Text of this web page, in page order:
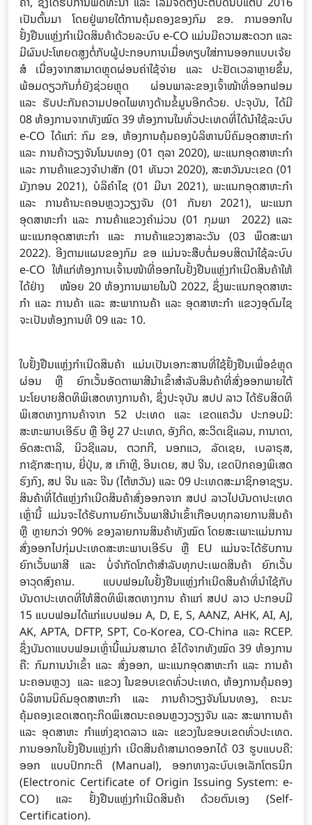
ເປັນຕົ້ນມາ ໂດຍຢູ່ພາຍໃຕ້ການຄຸ້ມຄອງຂອງກົມ ຂອ. ການອອກໃບ
ຢັ້ງຢືນແຫຼ່ງກໍາເນີດສິນຄ້າດ້ວຍລະບົບ e-CO ແມ່ນມີຄວາມສະດວກ ແລະ
ມີຜົນປະໂຫຍດສູງຕໍ່ກັບຜູ້ປະກອບການເມື່ອທຽບໃສ່ການອອກແບບເຈ້ຍ
ສໍ ເນື່ອງຈາກສາມາດຫຼຸດຜ່ອນຄ່າໃຊ້ຈ່າຍ ແລະ ປະຢັດເວລາຫຼາຍຂຶ້ນ,
ພ້ອມດຽວກັນກໍ່ຍັງຊ່ວຍຫຼຸດ ຜ່ອນພາລະຂອງເຈົ້າໜ້າທີ່ອອກຟອມ
ແລະ ຮັບປະກັນຄວາມປອດໄພທາງດ້ານຂໍ້ມູນອີກດ້ວຍ. ປະຈຸບັນ, ໄດ້ມີ
08 ຫ້ອງການຈາກທັງໝົດ 39 ຫ້ອງການໃນທົ່ວປະເທດທີ່ໄດ້ນໍາໃຊ້ລະບົບ
e-CO ໄດ້ແກ່: ກົມ ຂອ, ຫ້ອງການຄຸ້ມຄອງບໍລິຫານນິຄົມອຸດສາຫະກຳ
ແລະ ການຄ້າວຽງຈັນໂນນທອງ (01 ຕຸລາ 2020), ພະແນກອຸດສາຫະກຳ
ແລະ ການຄ້າແຂວງຈຳປາສັກ (01 ທັນວາ 2020), ສະຫວັນນະເຂດ (01
ມັງກອນ 2021), ບໍລິຄຳໄຊ (01 ມີນາ 2021), ພະແນກອຸດສາຫະກຳ
ແລະ ການຄ້ານະຄອນຫຼວງວຽງຈັນ (01 ກັນຍາ 2021), ພະແນກ
ອຸດສາຫະກຳ ແລະ ການຄ້າແຂວງຄຳມ່ວນ (01 ກຸມພາ 2022) ແລະ
ພະແນກອຸດສາຫະກຳ ແລະ ການຄ້າແຂວງສາລະວັນ (03 ພຶດສະພາ
2022). ອີງຕາມແຜນຂອງກົມ ຂອ ແມ່ນຈະສືບຕໍ່ມອບສິດນໍາໃຊ້ລະບົບ
e-CO ໃຫ້ແກ່ຫ້ອງການເຈົ້ານໜ້າທີ່ອອກໃບຢັ້ງຢືນແຫຼ່ງກໍາເນີດສິນຄ້າໃຫ້
ໄດ້ຢ່າງ ໜ້ອຍ 20 ຫ້ອງການພາຍໃນປີ 2022, ຊຶ່ງພະແນກອຸດສາຫະ
ກໍາ ແລະ ການຄ້າ ແລະ ສະພາການຄ້າ ແລະ ອຸດສາຫະກໍາ ແຂວງອຸດົມໄຊ
ຈະເປັນຫ້ອງການທີ 09 ແລະ 10.
ໃບຢັ້ງຢືນແຫຼ່ງກຳເນີດສິນຄ້າ ແມ່ນເປັນເອກະສານທີ່ໃຊ້ຢັ້ງຢືນເພື່ອຂໍຫຼຸດ
ຜ່ອນ ຫຼື ຍົກເວັ້ນອັດຕາພາສີນໍາເຂົ້າສໍາລັບສິນຄ້າທີ່ສົ່ງອອກພາຍໃຕ້
ນະໂຍບາຍສິດທິພິເສດທາງການຄ້າ, ຊຶ່ງປະຈຸບັນ ສປປ ລາວ ໄດ້ຮັບສິດທິ
ພິເສດທາງການຄ້າຈາກ 52 ປະເທດ ແລະ ເຂດແຄວ້ນ ປະກອບມີ:
ສະຫະພາບເອີຣົບ ຫຼື ອີຢູ 27 ປະເທດ, ອັງກິດ, ສະວິດເຊີແລນ, ການາດາ,
ອົດສະຕາລີ, ນິວຊີແລນ, ຕວກກີ, ນອກແວ, ລັດເຊຍ, ເບລາຣຸສ,
ກາຊັກສະຖານ, ຍີ່ປຸ່ນ, ສ ເກົາຫຼີ, ອິນເດຍ, ສປ ຈີນ, ເຂດປົກຄອງພິເສດ
ຮົງກົງ, ສປ ຈີນ ແລະ ຈີນ (ໄຕ້ຫວັນ) ແລະ 09 ປະເທດສະມາຊິກອາຊຽນ.
ສິນຄ້າທີ່ໄດ້ແຫຼ່ງກໍາເນີດສິນຄ້າສົ່ງອອກຈາກ ສປປ ລາວໄປບັນດາປະເທດ
ເຫຼົ່ານີ້ ແມ່ນຈະໄດ້ຮັບການຍົກເວັ້ນພາສີນໍາເຂົ້າເກືອບທຸກລາຍການສິນຄ້າ
ຫຼື ຫຼາຍກວ່າ 90% ຂອງລາຍການສິນຄ້າທັງໝົດ ໂດຍສະເພາະແມ່ນການ
ສົ່ງອອກໄປກຸ່ມປະເທດສະຫະພາບເອີຣົບ ຫຼື EU ແມ່ນຈະໄດ້ຮັບການ
ຍົກເວັ້ນພາສີ ແລະ ບໍ່ຈໍາກັດໂກຕ້າສໍາລັບທຸກປະເພດສິນຄ້າ ຍົກເວັ້ນ
ອາວຸດສົງຄາມ. ແບບຟອມໃບຢັ້ງຢືນແຫຼ່ງກໍາເນີດສິນຄ້າທີ່ນໍາໃຊ້ກັບ
ບັນດາປະເທດທີ່ໃຫ້ສິດທິພິເສດທາງການ ຄ້າແກ່ ສປປ ລາວ ປະກອບມີ
15 ແບບຟອມໄດ້ແກ່ແບບຟອມ A, D, E, S, AANZ, AHK, AI, AJ,
AK, APTA, DFTP, SPT, Co-Korea, CO-China ແລະ RCEP.
ຊຶ່ງບັນດາແບບຟອມເຫຼົ່ານີ້ແມ່ນສາມາດ ຂໍໄດ້ຈາກທັງໝົດ 39 ຫ້ອງການ
ຄື: ກົມການນຳເຂົ້າ ແລະ ສົ່ງອອກ, ພະແນກອຸດສາຫະກຳ ແລະ ການຄ້າ
ນະຄອນຫຼວງ ແລະ ແຂວງ ໃນຂອບເຂດທົ່ວປະເທດ, ຫ້ອງການຄຸ້ມຄອງ
ບໍລິຫານນິຄົມອຸດສາຫະກຳ ແລະ ການຄ້າວຽງຈັນໂນນທອງ, ຄະນະ
ຄຸ້ມຄອງເຂດເສດຖະກິດພິເສດນະຄອນຫຼວງວຽງຈັນ ແລະ ສະພາການຄ້າ
ແລະ ອຸດສາຫະ ກຳແຫ່ງຊາດລາວ ແລະ ແຂວງໃນຂອບເຂດທົ່ວປະເທດ.
ການອອກໃບຢັ້ງຢືນແຫຼ່ງກຳ ເນີດສິນຄ້າສາມາດອອກໄດ້ 03 ຮູບແບບຄື:
ອອກ ແບບປົກກະຕິ (Manual), ອອກທາງລະບົບເອເລັກໂຕຣນິກ
(Electronic Certificate of Origin Issuing System: e-
CO) ແລະ ຢັ້ງຢືນແຫຼ່ງກໍາເນີດສິນຄ້າ ດ້ວຍຕົນເອງ (Self-
Certification).